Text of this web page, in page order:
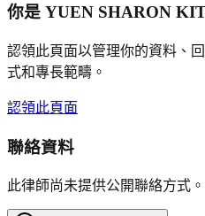
你是 YUEN SHARON
認領此頁面以管理你的資料、
式和專長範疇。
認領此頁面
聯絡資料
此律師尚未提供公開聯絡方式。